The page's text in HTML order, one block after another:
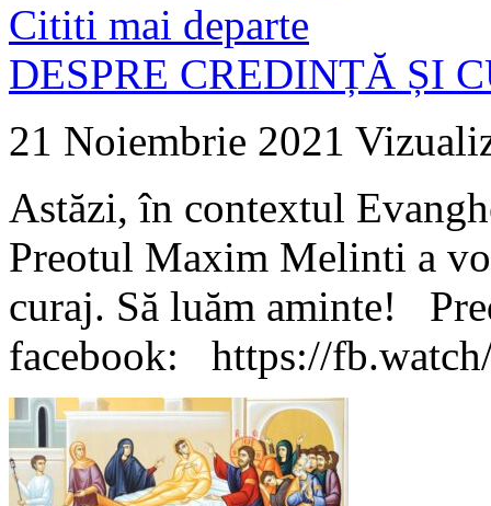
Cititi mai departe
DESPRE CREDINȚĂ ȘI
21 Noiembrie 2021
Astăzi, în contextul
Preotul Maxim Melinti a
curaj. Să luăm aminte!
facebook: https://